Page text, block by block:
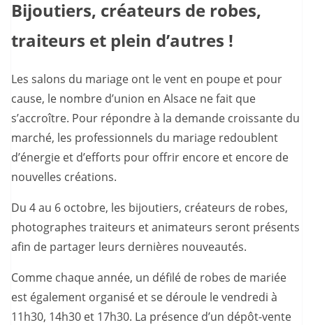
Bijoutiers, créateurs de robes,
traiteurs et plein d’autres !
Les salons du mariage ont le vent en poupe et pour
cause, le nombre d’union en Alsace ne fait que
s’accroître. Pour répondre à la demande croissante du
marché, les professionnels du mariage redoublent
d’énergie et d’efforts pour offrir encore et encore de
nouvelles créations.
Du 4 au 6 octobre, les bijoutiers, créateurs de robes,
photographes traiteurs et animateurs seront présents
afin de partager leurs dernières nouveautés.
Comme chaque année, un défilé de robes de mariée
est également organisé et se déroule le vendredi à
11h30, 14h30 et 17h30. La présence d’un dépôt-vente